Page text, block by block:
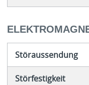
Störaussendung
Störfestigkeit